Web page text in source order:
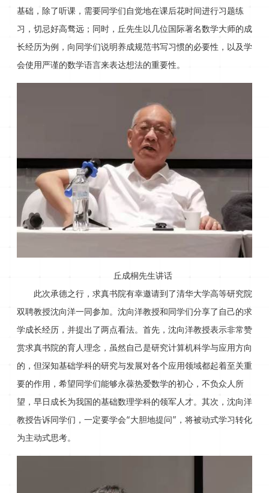
基础，除了听课，需要同学们自觉地在课后花时间进行习题练
习，切忌好高骛远；同时，丘先生以几位国际著名数学大师的成
长经历为例，向同学们说明养成规范书写习惯的必要性，以及学
会使用严谨的数学语言来表达想法的重要性。
丘成桐先生讲话
此次承德之行，求真书院有幸邀请到了清华大学高等研究院
双聘教授沈向洋一同参加。沈向洋教授和同学们分享了自己的求
学成长经历，并提出了两点看法。首先，沈向洋教授表示非常赞
赏求真书院的育人理念，虽然自己是研究计算机科学与应用方向
的，但深知基础学科的研究与发展对各个应用领域都起着至关重
要的作用，希望同学们能够永葆热爱数学的初心，不负众人所
望，早日成长为我国的基础数理学科的领军人才。其次，沈向洋
教授告诉同学们，一定要学会“大胆地提问”，将被动式学习转化
为主动式思考。